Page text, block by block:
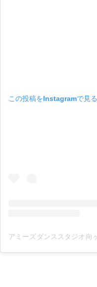
この投稿をInstagramで見る